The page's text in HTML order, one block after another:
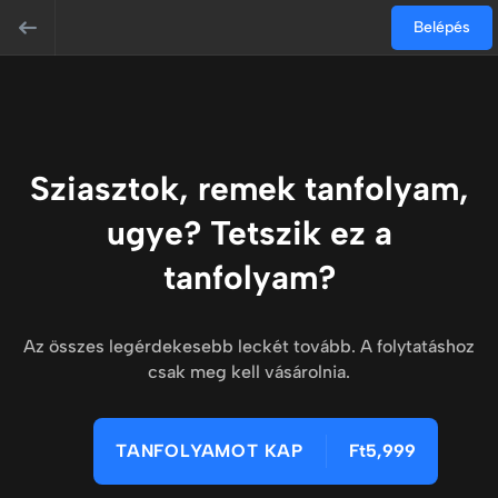
Belépés
Sziasztok, remek tanfolyam,
ugye? Tetszik ez a
tanfolyam?
Az összes legérdekesebb leckét tovább. A folytatáshoz
csak meg kell vásárolnia.
TANFOLYAMOT KAP Ft5,999